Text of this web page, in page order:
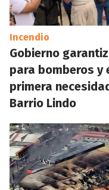
Incendio
Gobierno
para bomberos y
primera
Barrio Lindo